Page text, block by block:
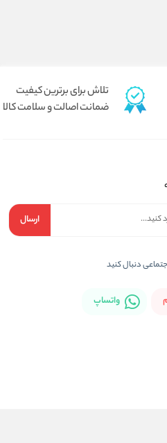
تلاش برای برترین کیفیت
ضمانت اصالت و سلامت کالا
ارسال
دنبال کنید
واتساپ